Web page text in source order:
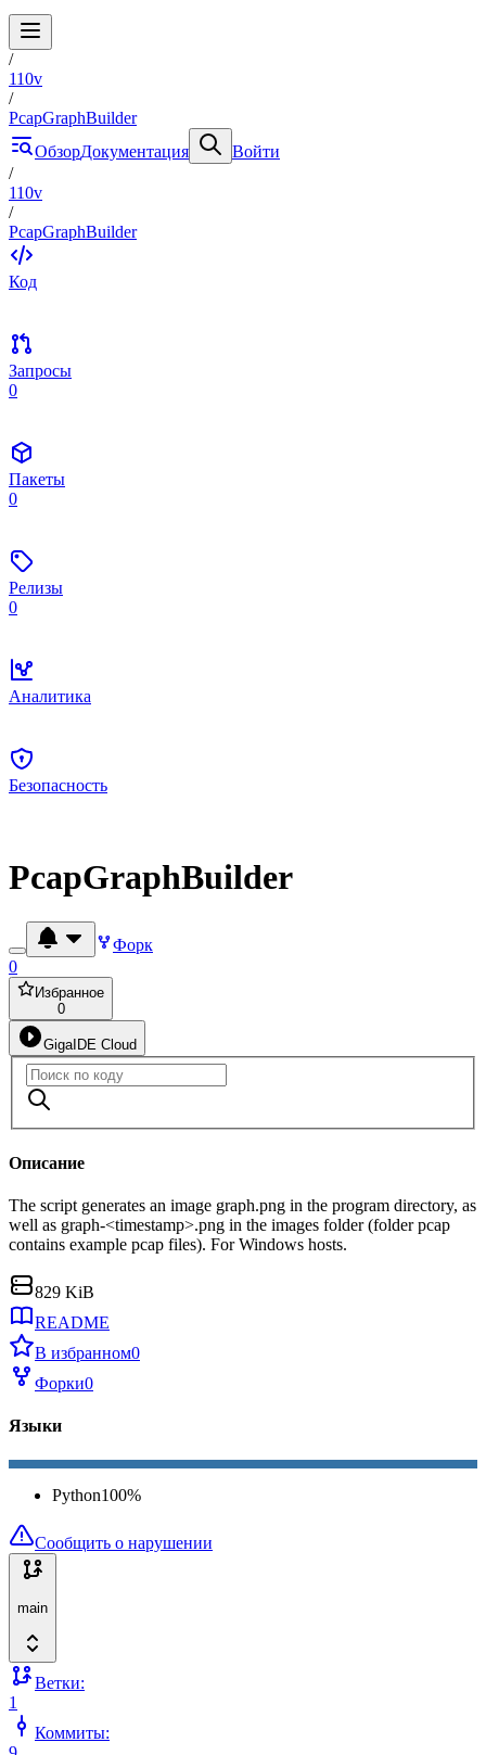
/
110v
/
PcapGraphBuilder
ОбзорДокументация
Войти
/
110v
/
PcapGraphBuilder
Код
Запросы
0
Пакеты
0
Релизы
0
Аналитика
Безопасность
PcapGraphBuilder
Форк
0
Избранное
0
GigaIDE Cloud
Описание
The script generates an image graph.png in the program directory, as
well as graph-<timestamp>.png in the images folder (folder pcap
contains example pcap files). For Windows hosts.
829 KiB
README
В избранном0
Форки0
Языки
Python100%
Сообщить о нарушении
main
Ветки:
1
Коммиты: